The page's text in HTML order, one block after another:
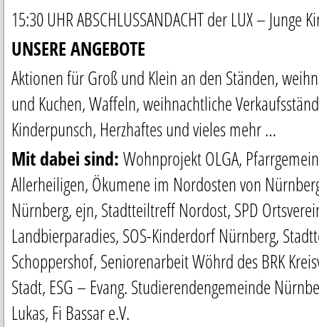
15:30 UHR ABSCHLUSSANDACHT der LUX – Junge
UNSERE ANGEBOTE
Aktionen für Groß und Klein an den Ständen,
und Kuchen, Waffeln, weihnachtliche
Kinderpunsch, Herzhaftes und vieles mehr …
Mit dabei sind:Wohnprojekt OLGA,
Allerheiligen, Ökumene im Nordosten von
Nürnberg, ejn, Stadtteiltreff Nordost, SPD
Landbierparadies, SOS-Kinderdorf Nürnberg,
Schoppershof, Seniorenarbeit Wöhrd des BRK
Stadt, ESG – Evang. Studierendengemeinde
Lukas, Fi Bassar e.V.